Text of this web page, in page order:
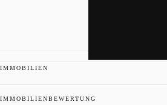
IMMOBILIEN
IMMOBILIENBEWERTUNG